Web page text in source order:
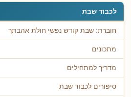
לכבוד שבת
חוברת: שבת קודש נפשי חולת אהבתך
מתכונים
מדריך למתחילים
סיפורים לכבוד שבת